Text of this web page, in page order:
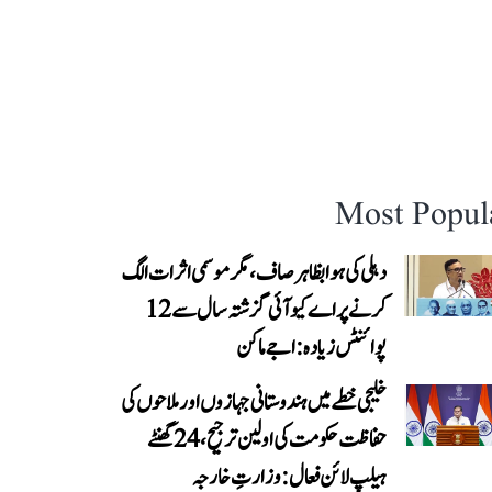
Most
دہلی کی ہوا بظاہر صاف، مگر موسمی اثرات الگ
کرنے پر اے کیو آئی گزشتہ سال سے 12
پوائنٹس زیادہ: اجے ماکن
خلیجی خطے میں ہندوستانی جہازوں اور ملاحوں کی
حفاظت حکومت کی اولین ترجیح، 24 گھنٹے
ہیلپ لائن فعال: وزارتِ خارجہ